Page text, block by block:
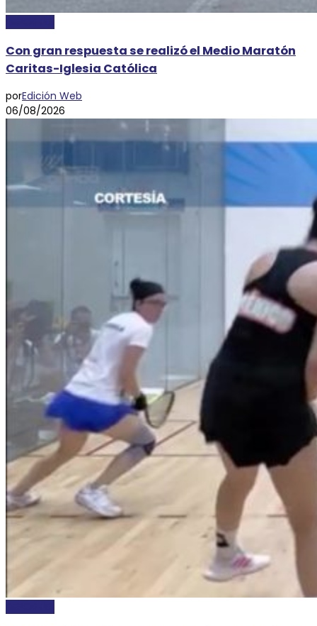
Con gran respuesta se realizó el Medio Maratón
Caritas-Iglesia Católica
porEdición Web
06/08/2026